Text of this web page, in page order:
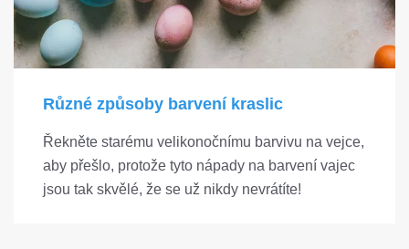
Různé způsoby barvení kraslic
Řekněte starému velikonočnímu barvivu na vejce,
aby přešlo, protože tyto nápady na barvení vajec
jsou tak skvělé, že se už nikdy nevrátíte!